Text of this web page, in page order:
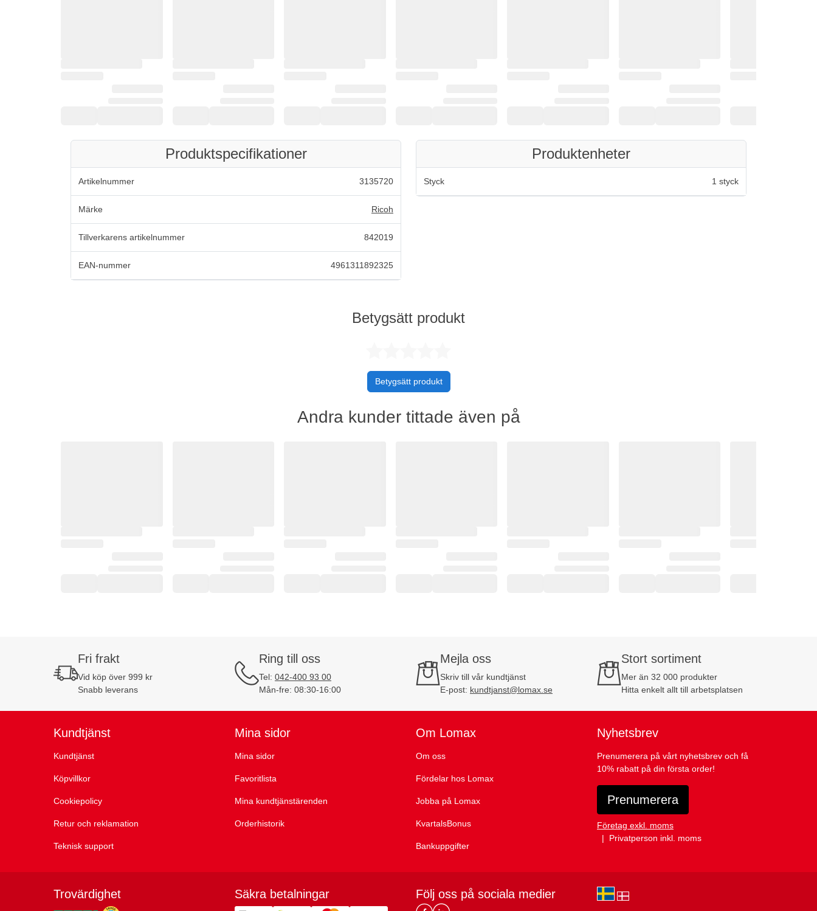
Produktspecifikationer
Artikelnummer 3135720
Märke Ricoh
Tillverkarens artikelnummer 842019
EAN-nummer 4961311892325
Produktenheter
Styck 1 styck
Betygsätt produkt
Betygsätt produkt
Andra kunder tittade även på
Fri frakt
Vid köp över 999 kr
Snabb leverans
Ring till oss
Tel: 042-400 93 00
Mån-fre: 08:30-16:00
Mejla oss
Skriv till vår kundtjänst
E-post: kundtjanst@lomax.se
Stort sortiment
Mer än 32 000 produkter
Hitta enkelt allt till arbetsplatsen
Kundtjänst
Kundtjänst
Köpvillkor
Cookiepolicy
Retur och reklamation
Teknisk support
Mina sidor
Mina sidor
Favoritlista
Mina kundtjänstärenden
Orderhistorik
Om Lomax
Om oss
Fördelar hos Lomax
Jobba på Lomax
KvartalsBonus
Bankuppgifter
Nyhetsbrev
Prenumerera på vårt nyhetsbrev och få
10% rabatt på din första order!
Prenumerera
Företag exkl. moms
Privatperson inkl. moms
Trovärdighet Säkra betalningar Följ oss på sociala medier sv-SE
da-DK